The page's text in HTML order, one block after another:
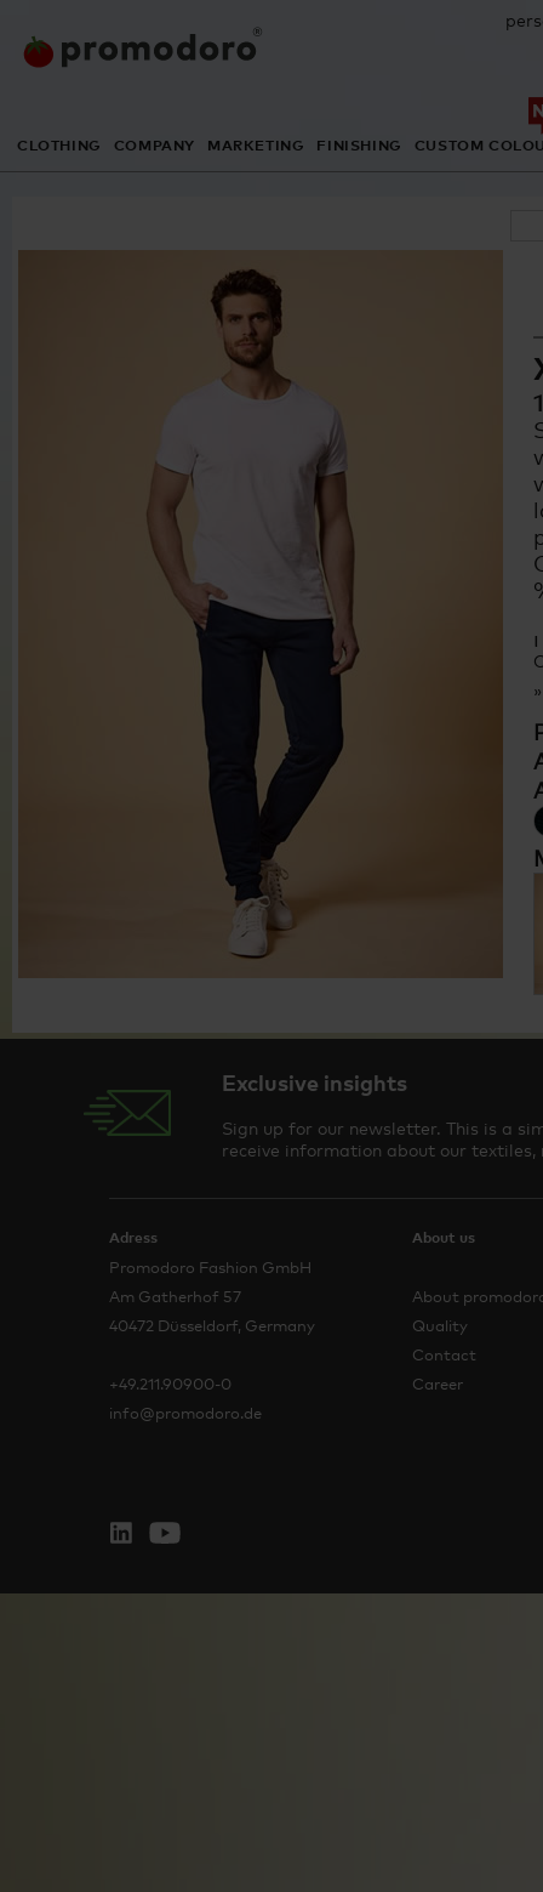
CLOTHING COMPANY MARKETING FINISHING CUSTOM
Exclusive insights
Sign up for our newsletter. This is a
receive information about our textiles,
Adress
Promodoro Fashion GmbH
Am Gatherhof 57
40472 Düsseldorf, Germany
+49.211.90900-0
info@promodoro.de
About us
About
Quality
Contact
Career